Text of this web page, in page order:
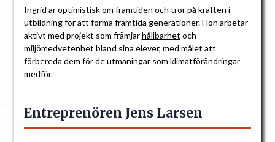
Ingrid är optimistisk om framtiden och tror på kraften i
utbildning för att forma framtida generationer. Hon arbetar
aktivt med projekt som främjarhållbarhet och
miljömedvetenhet bland sina elever, med målet att
förbereda dem för de utmaningar som klimatförändringar
medför.
Entreprenören Jens Larsen